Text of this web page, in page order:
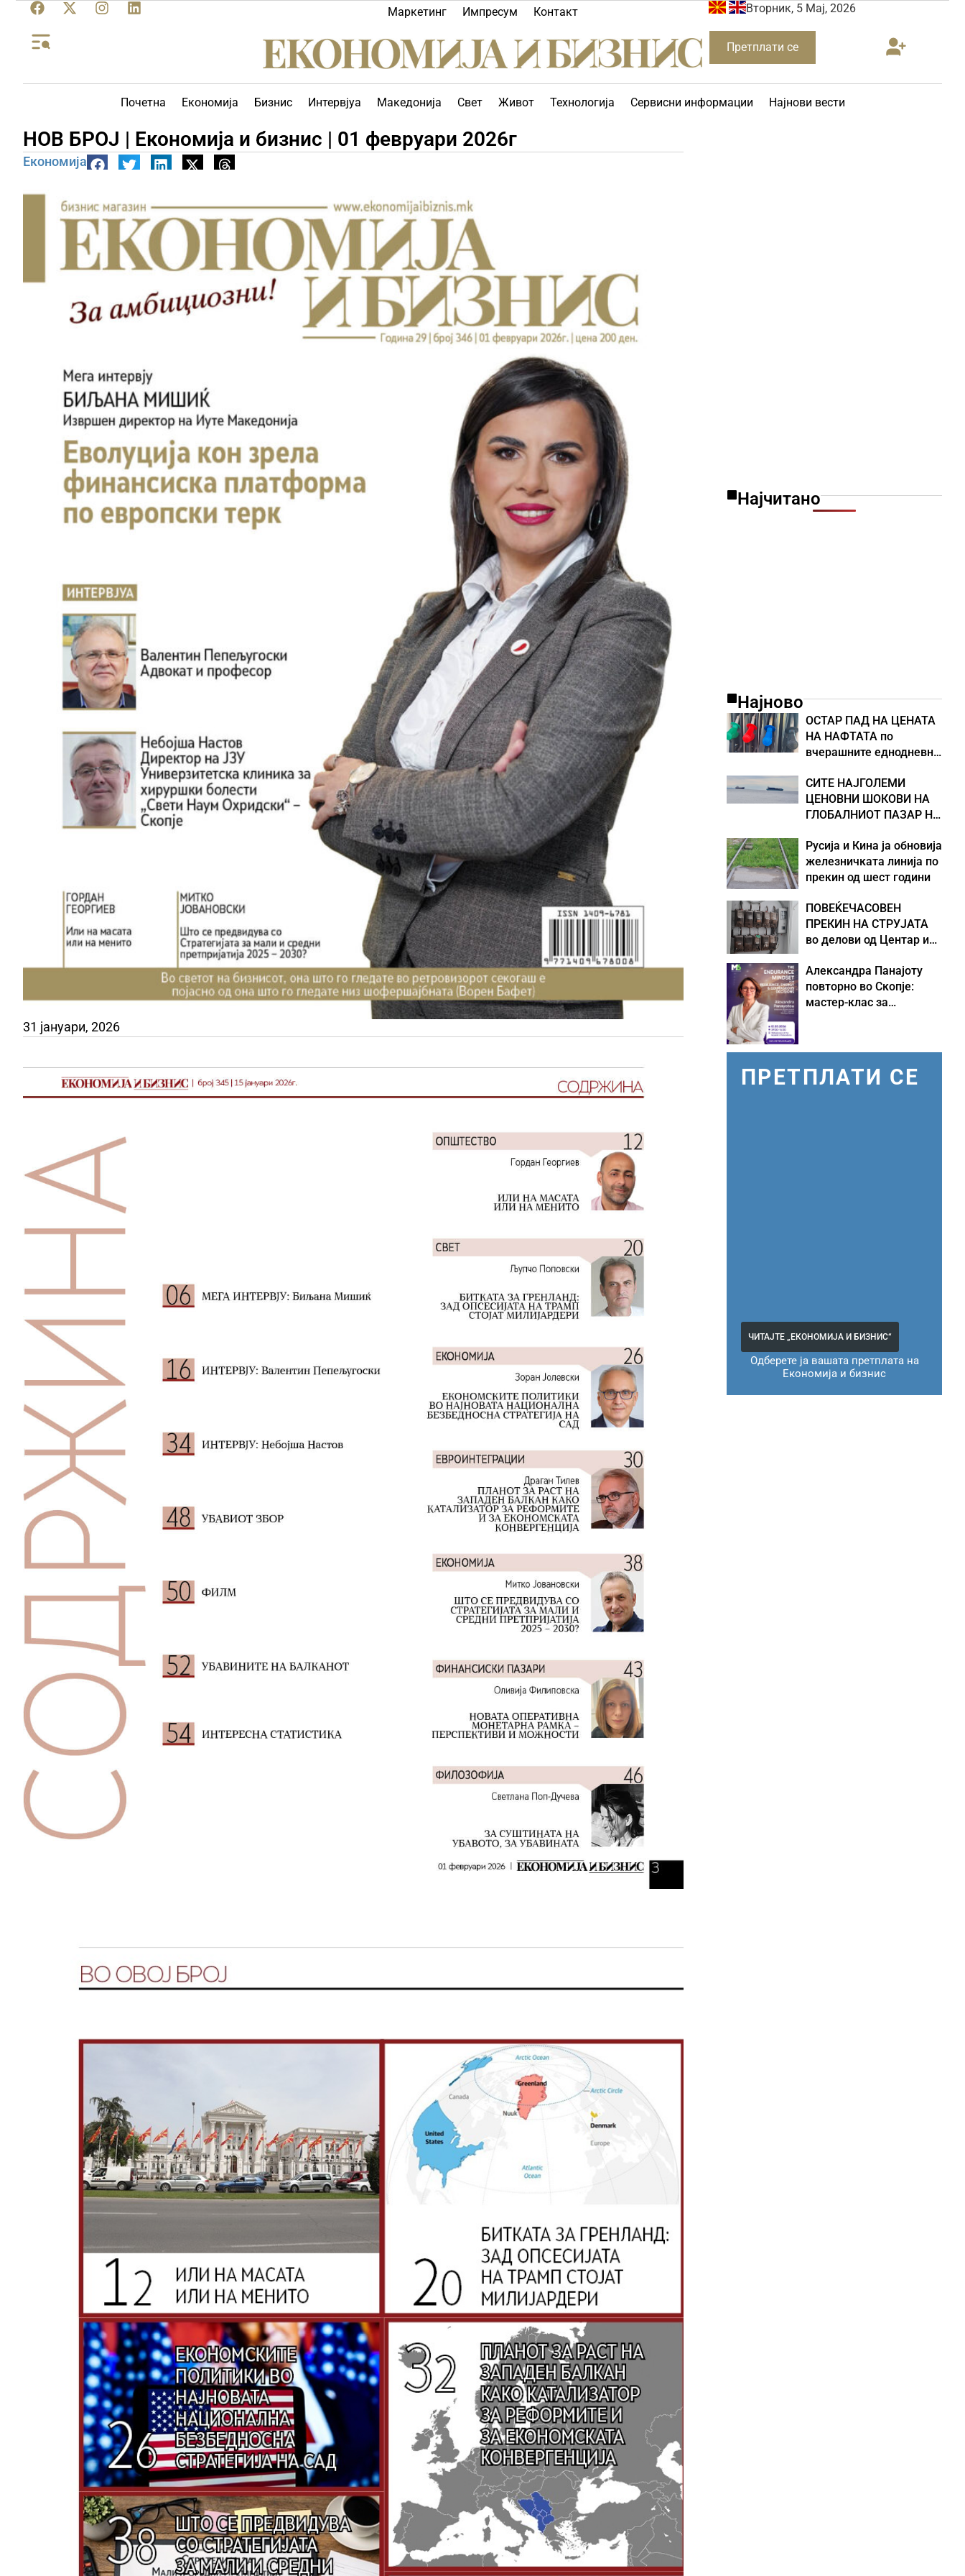
Маркетинг Импресум Контакт Вторник, 5 Мај, 2026
Претплати се
Почетна Економија Бизнис Интервјуа Македонија Свет Живот Технологија Сервисни информации Најнови вести
НОВ БРОЈ | Економија и бизнис | 01 февруари 2026г
Економија
31 јануари, 2026
Најчитано
Најново
ОСТАР ПАД НА ЦЕНАТА
НА НАФТАТА по
вчерашните еднодневни
СИТЕ НАЈГОЛЕМИ
ЦЕНОВНИ ШОКОВИ НА
ГЛОБАЛНИОТ ПАЗАР НА
воените конфликти во
Персискиот Залив
Русија и Кина ја обновија
железничката линија по
прекин од шест години
ПОВЕЌЕЧАСОВЕН
ПРЕКИН НА СТРУЈАТА
во делови од Центар и
Александра Панајоту
повторно во Скопје:
мастер-клас за
ПРЕТПЛАТИ СЕ
ЧИТАЈТЕ „ЕКОНОМИЈА И БИЗНИС“
Одберете ја вашата претплата на
Економија и бизнис